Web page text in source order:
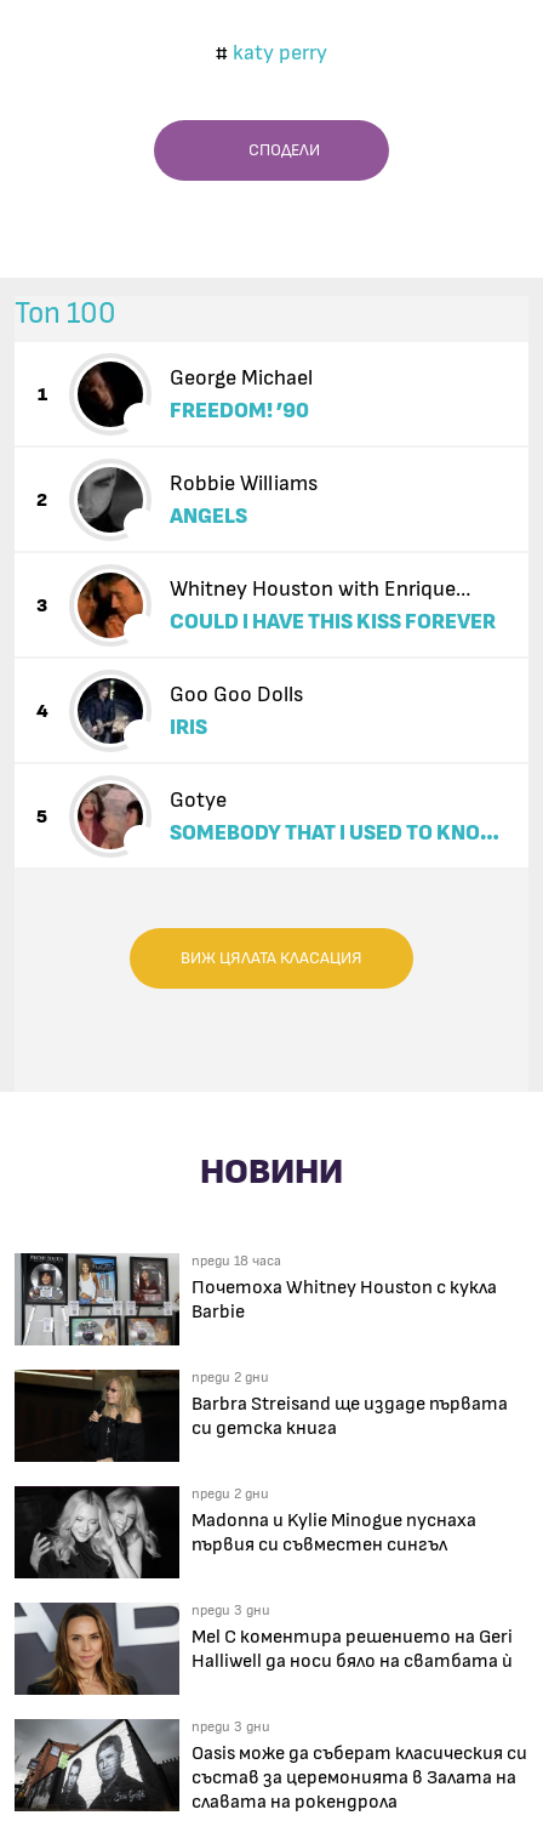
# katy perry
СПОДЕЛИ
Топ 100
1
George Michael
FREEDOM! ’90
2
Robbie Williams
ANGELS
3
Whitney Houston with Enrique
Iglesias
COULD I HAVE THIS KISS FOREVER
4
Goo Goo Dolls
IRIS
5
Gotye
SOMEBODY THAT I USED TO KNOW
ВИЖ ЦЯЛАТА КЛАСАЦИЯ
НОВИНИ
преди 18 часа
Почетоха Whitney Houston с кукла
Barbie
преди 2 дни
Barbra Streisand ще издаде първата
си детска книга
преди 2 дни
Madonna и Kylie Minogue пуснаха
първия си съвместен сингъл
преди 3 дни
Mel C коментира решението на Geri
Halliwell да носи бяло на сватбата ѝ
преди 3 дни
Oasis може да съберат класическия си
състав за церемонията в Залата на
славата на рокендрола